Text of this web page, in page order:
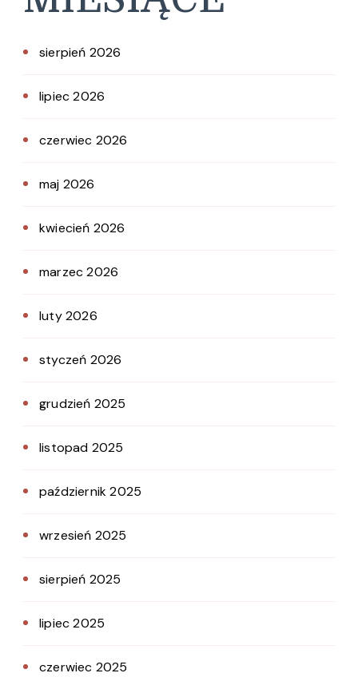
sierpień 2026
lipiec 2026
czerwiec 2026
maj 2026
kwiecień 2026
marzec 2026
luty 2026
styczeń 2026
grudzień 2025
listopad 2025
październik 2025
wrzesień 2025
sierpień 2025
lipiec 2025
czerwiec 2025